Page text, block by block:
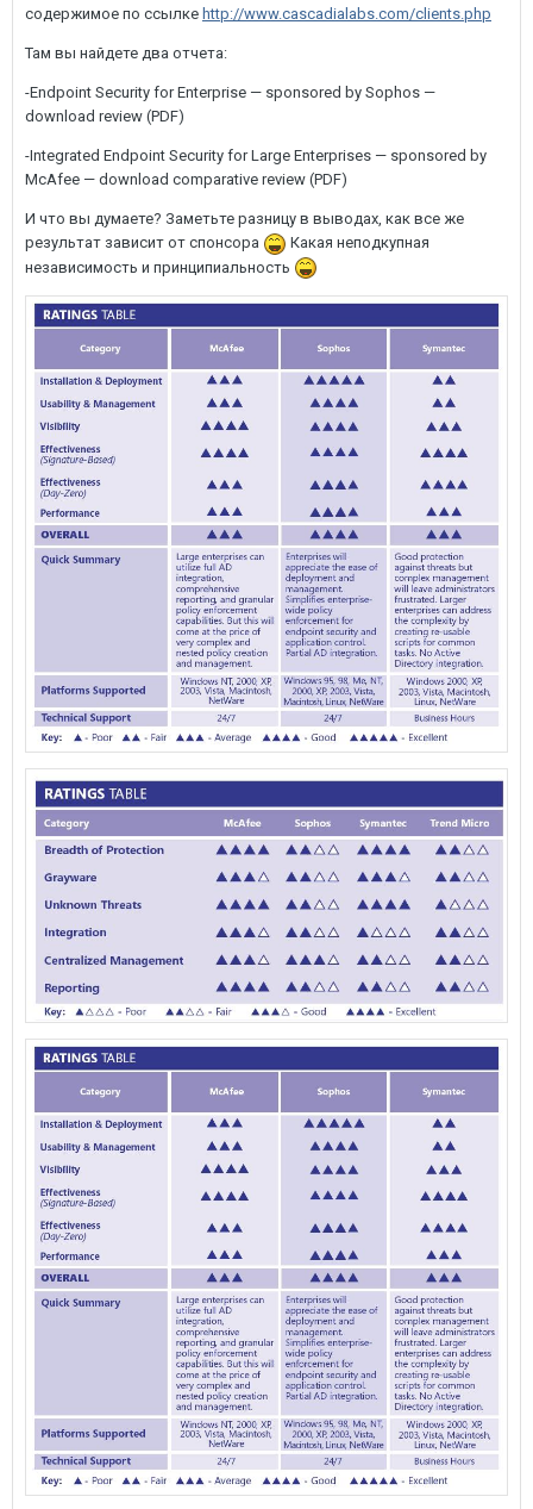
содержимое по ссылке http://www.cascadialabs.com/clients.php
Там вы найдете два отчета:
-Endpoint Security for Enterprise — sponsored by Sophos —
download review (PDF)
-Integrated Endpoint Security for Large Enterprises — sponsored by
McAfee — download comparative review (PDF)
И что вы думаете? Заметьте разницу в выводах, как все же
результат зависит от спонсора
Какая неподкупная
независимость и принципиальность